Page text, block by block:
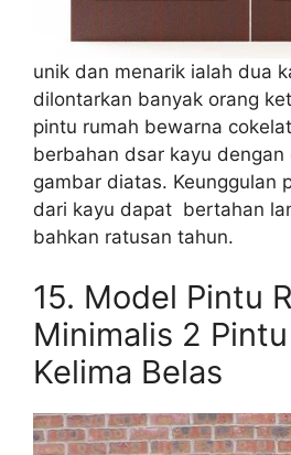
unik dan menarik ialah dua
dilontarkan banyak orang
pintu rumah bewarna
berbahan dsar kayu dengan
gambar diatas. Keunggulan
dari kayu dapat bertahan
bahkan ratusan tahun.
15. Model Pintu
Minimalis 2
Kelima Belas